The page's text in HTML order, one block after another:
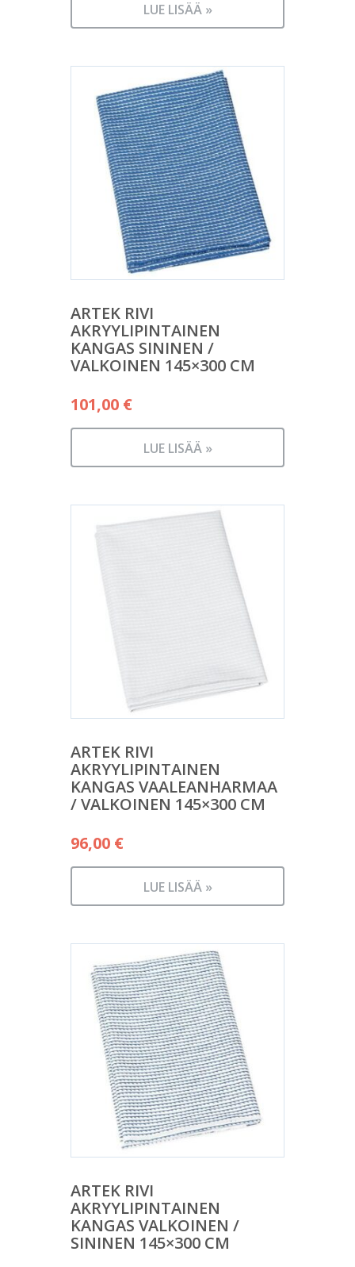
LUE LISÄÄ »
ARTEK RIVI
AKRYYLIPINTAINEN
KANGAS SININEN /
VALKOINEN 145×300 CM
101,00 €
LUE LISÄÄ »
ARTEK RIVI
AKRYYLIPINTAINEN
KANGAS VAALEANHARMAA
/ VALKOINEN 145×300 CM
96,00 €
LUE LISÄÄ »
ARTEK RIVI
AKRYYLIPINTAINEN
KANGAS VALKOINEN /
SININEN 145×300 CM